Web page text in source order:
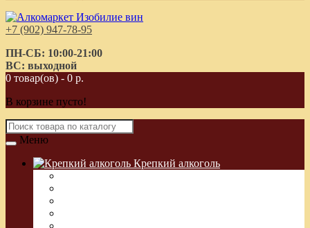
+7 (902) 947-78-95
ПН-СБ: 10:00-21:00
ВС: выходной
0 товар(ов) - 0 р.
В корзине пусто!
Меню
Крепкий алкоголь